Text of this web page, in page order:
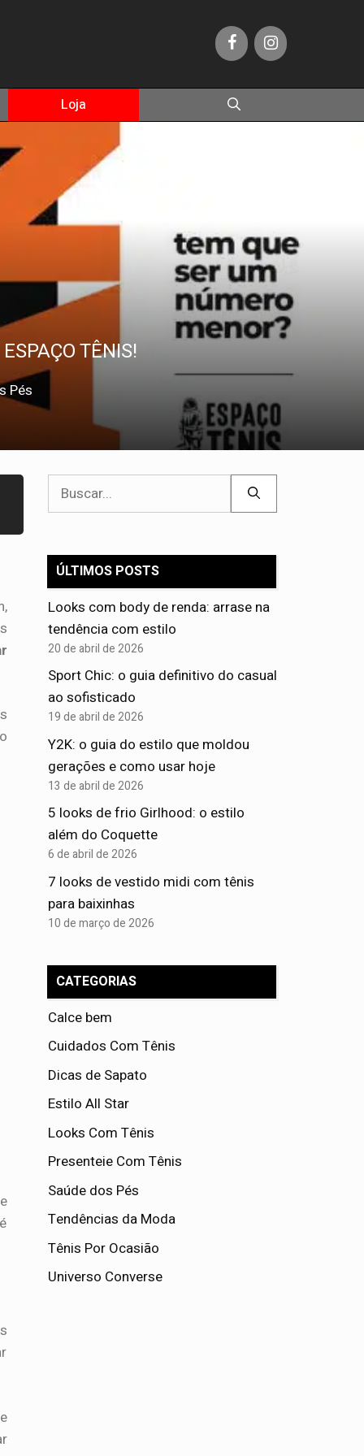
Loja
TÊNIS!
Pés
Pesquisar
ÚLTIMOS POSTS
Looks com body de renda: arrase na
tendência com estilo
20 de abril de 2026
Sport Chic: o guia definitivo do casual
ao sofisticado
19 de abril de 2026
Y2K: o guia do estilo que moldou
gerações e como usar hoje
13 de abril de 2026
5 looks de frio Girlhood: o estilo
além do Coquette
6 de abril de 2026
7 looks de vestido midi com tênis
para baixinhas
10 de março de 2026
CATEGORIAS
Calce bem
Cuidados Com Tênis
Dicas de Sapato
Estilo All Star
Looks Com Tênis
Presenteie Com Tênis
Saúde dos Pés
Tendências da Moda
Tênis Por Ocasião
Universo Converse